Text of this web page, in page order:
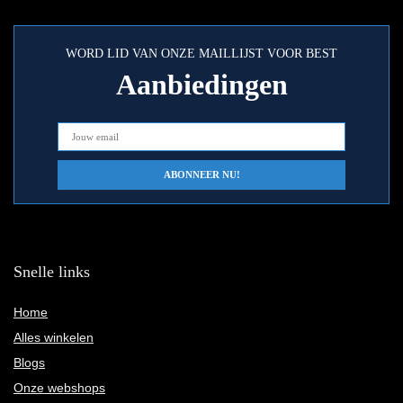
WORD LID VAN ONZE MAILLIJST VOOR BEST
Aanbiedingen
Snelle links
Home
Alles winkelen
Blogs
Onze webshops